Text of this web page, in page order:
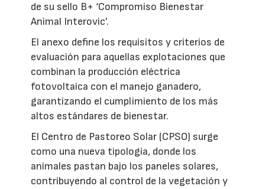
de su sello B+ ‘Compromiso Bienestar
Animal Interovic’.
El anexo define los requisitos y criterios de
evaluación para aquellas explotaciones que
combinan la producción eléctrica
fotovoltaica con el manejo ganadero,
garantizando el cumplimiento de los más
altos estándares de bienestar.
El Centro de Pastoreo Solar (CPSO) surge
como una nueva tipología, donde los
animales pastan bajo los paneles solares,
contribuyendo al control de la vegetación y